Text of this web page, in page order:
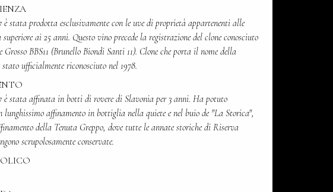
è stata prodotta esclusivamente con le uve di proprietà appartenenti alle
superiore ai 25 anni. Questo vino precede la registrazione del clone conosciuto
Grosso BBS11 (Brunello Biondi Santi 11). Clone che porta il nome della
ufficialmente riconosciuto nel 1978.
è stata affinata in botti di rovere di Slavonia per 3 anni. Ha potuto
lunghissimo affinamento in bottiglia nella quiete e nel buio de "La Storica",
della Tenuta Greppo, dove tutte le annate storiche di Riserva
scrupolosamente conservate.